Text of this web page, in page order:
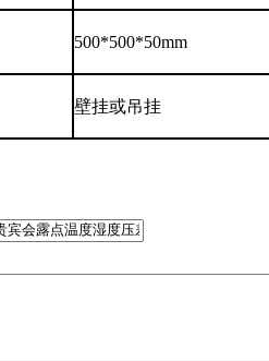
500*500*50mm
壁挂或吊挂